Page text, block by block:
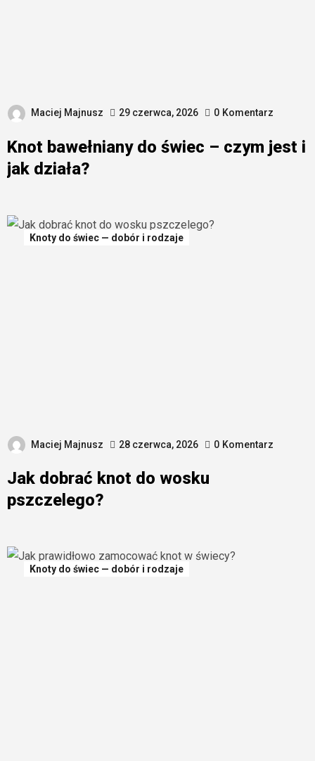
Maciej Majnusz 29 czerwca, 2026 0 Komentarz
Knot bawełniany do świec – czym jest i
jak działa?
Knoty do świec — dobór i rodzaje
Maciej Majnusz 28 czerwca, 2026 0 Komentarz
Jak dobrać knot do wosku
pszczelego?
Knoty do świec — dobór i rodzaje